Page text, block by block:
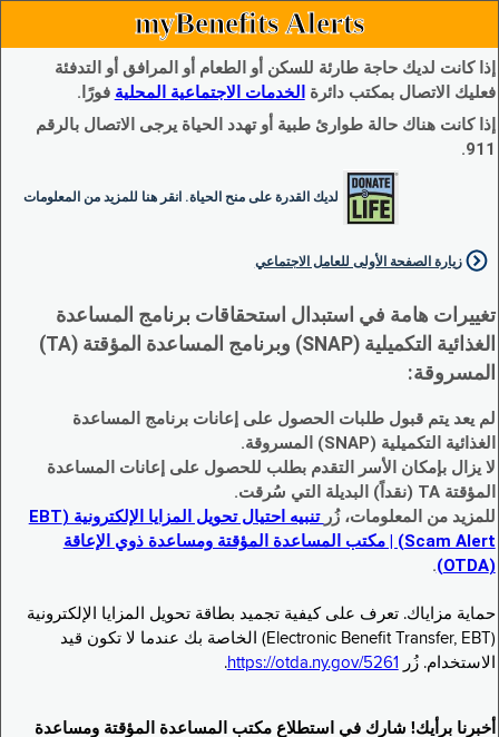
myBenefits Alerts
إذا كانت لديك حاجة طارئة للسكن أو الطعام أو المرافق أو التدفئة
فعليك الاتصال بمكتب دائرة الخدمات الاجتماعية المحلية فورًا.
إذا كانت هناك حالة طوارئ طبية أو تهدد الحياة يرجى الاتصال بالرقم
911.
لديك القدرة على منح الحياة. انقر هنا للمزيد من المعلومات
زيارة الصفحة الأولى للعامل الاجتماعي
تغييرات هامة في استبدال استحقاقات برنامج المساعدة
الغذائية التكميلية (SNAP) وبرنامج المساعدة المؤقتة (TA)
المسروقة:
لم يعد يتم قبول طلبات الحصول على إعانات برنامج المساعدة
الغذائية التكميلية (SNAP) المسروقة.
لا يزال بإمكان الأسر التقدم بطلب للحصول على إعانات المساعدة
المؤقتة TA (نقداً) البديلة التي سُرقت.
للمزيد من المعلومات، زُر
تنبيه احتيال تحويل المزايا الإلكترونية (EBT
Scam Alert) | مكتب المساعدة المؤقتة ومساعدة ذوي الإعاقة
(OTDA)
.
حماية مزاياك. تعرف على كيفية تجميد بطاقة تحويل المزايا الإلكترونية
(Electronic Benefit Transfer, EBT) الخاصة بك عندما لا تكون قيد
الاستخدام. زُر
https://otda.ny.gov/5261
.
أخبرنا برأيك! شارك في استطلاع مكتب المساعدة المؤقتة ومساعدة